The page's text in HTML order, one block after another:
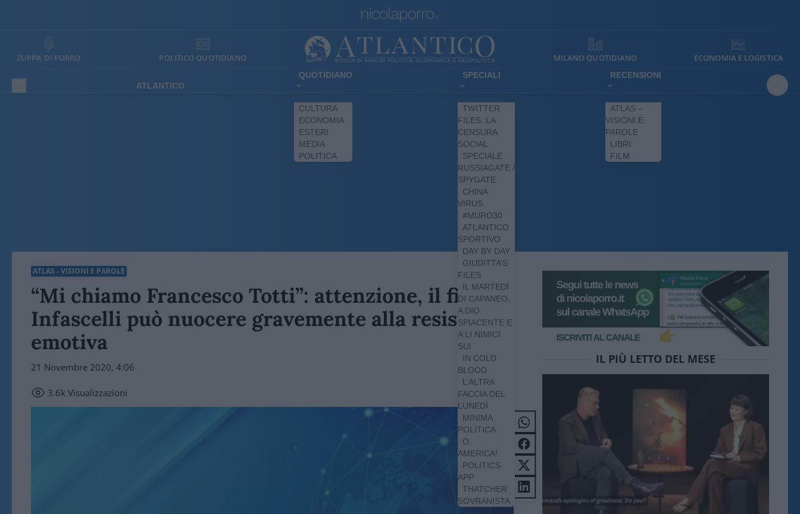
ZUPPA DI PORRO POLITICO QUOTIDIANO MILANO QUOTIDIANO ECONOMIA E LOGISTICA
ATLANTICO
QUOTIDIANO
CULTURA
ECONOMIA
ESTERI
MEDIA
POLITICA
SPECIALI
TWITTER
FILES: LA
CENSURA
SOCIAL
SPECIALE
RUSSIAGATE /
SPYGATE
CHINA
VIRUS
#MURO30
ATLANTICO
SPORTIVO
DAY BY DAY
GIUDITTA’S
FILES
IL MARTEDÌ
DI CAPANEO,
A DIO
SPIACENTE E
A LI NIMICI
SUI
IN COLD
BLOOD
L’ALTRA
FACCIA DEL
LUNEDÌ
MINIMA
POLITICA
O,
AMERICA!
POLITICS
APP
THATCHER
SOVRANISTA
RECENSIONI
ATLAS –
VISIONI E
PAROLE
LIBRI
FILM
ATLAS - VISIONI E PAROLE
“Mi chiamo Francesco Totti”: attenzione, il film di
Infascelli può nuocere gravemente alla resistenza
emotiva
21 Novembre 2020, 4:06
3.6k Visualizzazioni
IL PIÙ LETTO DEL MESE